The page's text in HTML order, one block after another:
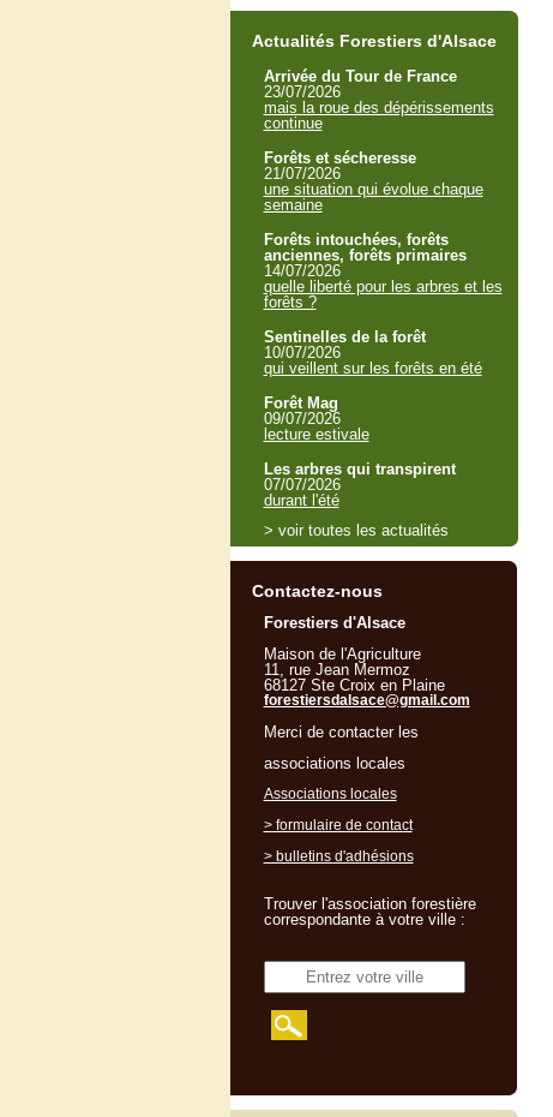
Actualités Forestiers d'Alsace
Arrivée du Tour de France
23/07/2026
mais la roue des dépérissements
continue
Forêts et sécheresse
21/07/2026
une situation qui évolue chaque
semaine
Forêts intouchées, forêts
anciennes, forêts primaires
14/07/2026
quelle liberté pour les arbres et les
forêts ?
Sentinelles de la forêt
10/07/2026
qui veillent sur les forêts en été
Forêt Mag
09/07/2026
lecture estivale
Les arbres qui transpirent
07/07/2026
durant l'été
> voir toutes les actualités
Contactez-nous
Forestiers d'Alsace
Maison de l'Agriculture
11, rue Jean Mermoz
68127 Ste Croix en Plaine
forestiersdalsace@gmail.com
Merci de contacter les
associations locales
Associations locales
> formulaire de contact
> bulletins d'adhésions
Trouver l'association forestière
correspondante à votre ville :